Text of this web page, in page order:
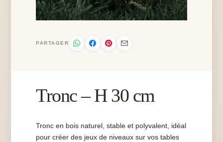
PARTAGER
Tronc – H 30 cm
Tronc en bois naturel, stable et polyvalent, idéal
pour créer des jeux de niveaux sur vos tables